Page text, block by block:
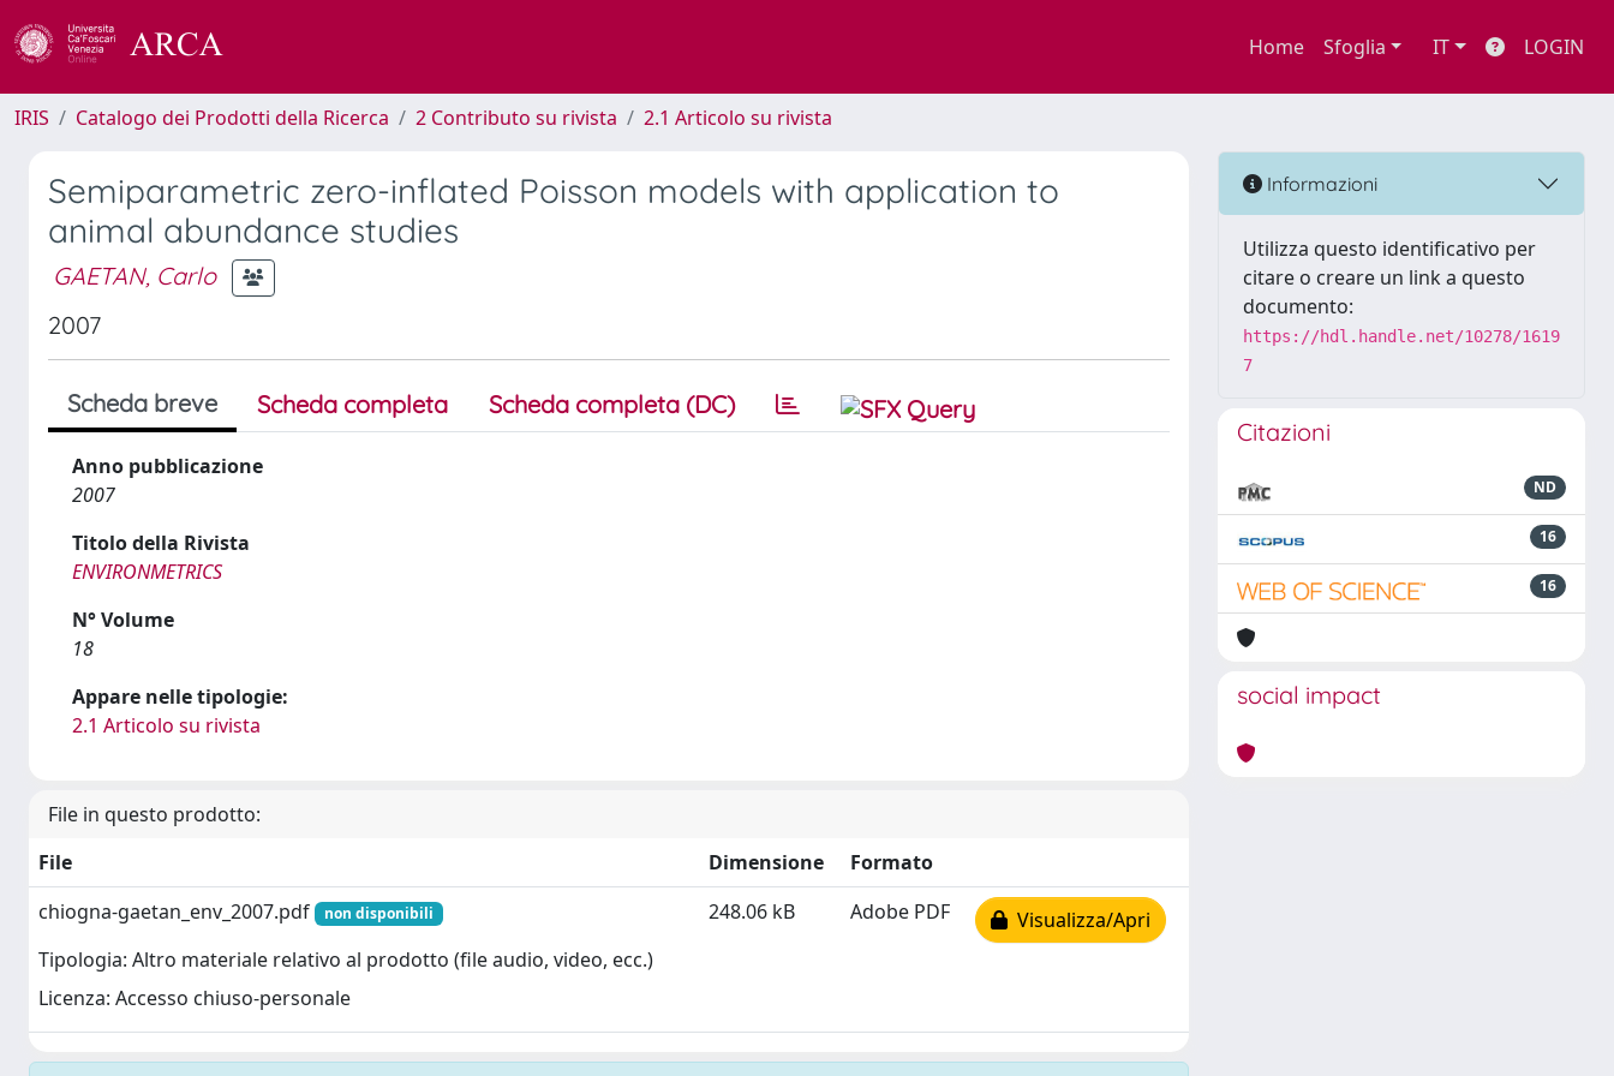
Home Sfoglia IT LOGIN
IRIS Catalogo dei Prodotti della Ricerca 2 Contributo su rivista 2.1 Articolo su rivista
Semiparametric zero-inflated Poisson models with application to
animal abundance studies
GAETAN, Carlo
2007
Scheda breve Scheda completa Scheda completa (DC)
Anno pubblicazione
2007
Titolo della Rivista
ENVIRONMETRICS
N° Volume
18
Appare nelle tipologie:
2.1 Articolo su rivista
File in questo prodotto:
File
Dimensione
Formato
chiogna-gaetan_env_2007.pdf
non disponibili
Tipologia: Altro materiale relativo al prodotto (file audio, video, ecc.)
Licenza: Accesso chiuso-personale
248.06 kB Adobe PDF Visualizza/Apri
Informazioni
Utilizza questo identificativo per
citare o creare un link a questo
documento:
https://hdl.handle.net/10278/1619
7
Citazioni
ND
16
16
social impact